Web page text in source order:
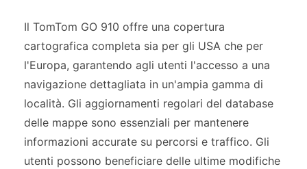
Il TomTom GO 910 offre una copertura
cartografica completa sia per gli USA che per
l'Europa, garantendo agli utenti l'accesso a una
navigazione dettagliata in un'ampia gamma di
località. Gli aggiornamenti regolari del database
delle mappe sono essenziali per mantenere
informazioni accurate su percorsi e traffico. Gli
utenti possono beneficiare delle ultime modifiche